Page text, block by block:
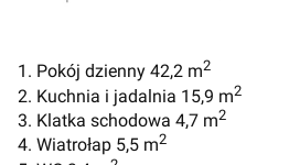
1. Pokój dzienny 42,2 m2
2. Kuchnia i jadalnia 15,9 m2
3. Klatka schodowa 4,7 m2
4. Wiatrołap 5,5 m2